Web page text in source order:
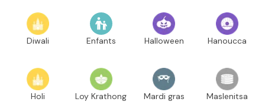
Diwali Enfants Halloween Hanoucca
Holi Loy Krathong Mardi gras Maslenitsa